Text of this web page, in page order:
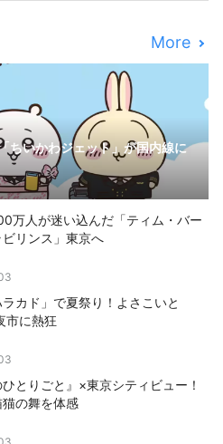
More
ちいかわジェット」が国内線に
万人が迷い込んだ「ティム・バー
ビリンス」東京へ
ラカド」で夏祭り！よさこいと
市に熱狂
ひとりごと』×東京シティビュー！
の舞を体感